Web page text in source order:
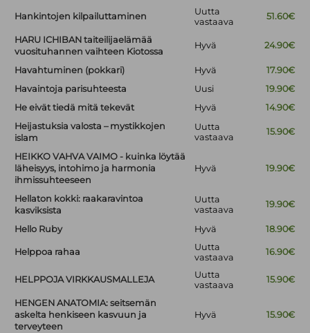
Hankintojen kilpailuttaminen
Uutta
vastaava
51.60€
HARU ICHIBAN taiteilijaelämää
vuosituhannen vaihteen Kiotossa
Hyvä 24.90€
Havahtuminen (pokkari) Hyvä
17.90€
Havaintoja parisuhteesta
Uusi
19.90€
He eivät tiedä mitä tekevät
Hyvä
14.90€
Heijastuksia valosta – mystikkojen
islam
Uutta
vastaava
15.90€
HEIKKO VAHVA VAIMO - kuinka löytää
läheisyys, intohimo ja harmonia
ihmissuhteeseen
Hyvä 19.90€
Hellaton kokki: raakaravintoa
kasviksista
Uutta
vastaava
19.90€
Hello Ruby Hyvä 18.90€
Helppoa rahaa
Uutta
vastaava
16.90€
HELPPOJA VIRKKAUSMALLEJA
Uutta
vastaava
15.90€
HENGEN ANATOMIA: seitsemän
askelta henkiseen kasvuun ja
terveyteen
Hyvä 15.90€